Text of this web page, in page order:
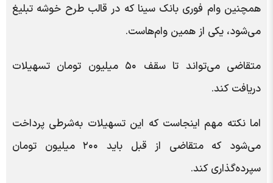
همچنین وام فوری بانک سینا که در قالب طرح خوشه تبلیغ
می‌شود، یکی از همین وام‌هاست.
متقاضی می‌تواند تا سقف ۵۰ میلیون تومان تسهیلات
دریافت کند.
اما نکته مهم اینجاست که این تسهیلات به‌شرطی پرداخت
می‌شود که متقاضی از قبل باید ۲۰۰ میلیون تومان
سپرده‌گذاری کند.